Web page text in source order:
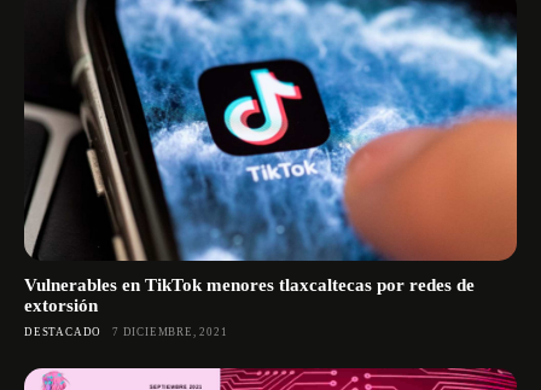
Vulnerables en TikTok menores tlaxcaltecas por redes de
extorsión
DESTACADO 7 DICIEMBRE, 2021